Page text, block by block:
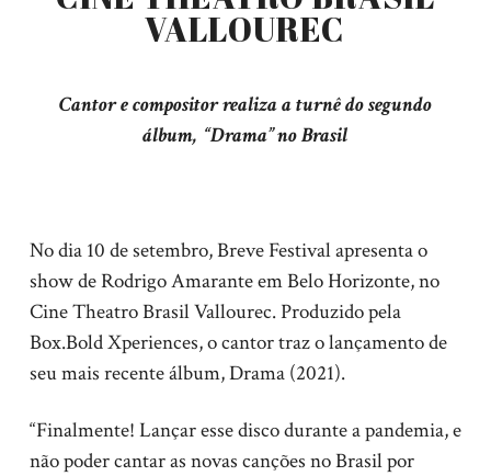
VALLOUREC
Cantor e compositor realiza a turnê do segundo
álbum, “Drama” no Brasil
No dia 10 de setembro, Breve Festival apresenta o
show de Rodrigo Amarante em Belo Horizonte, no
Cine Theatro Brasil Vallourec. Produzido pela
Box.Bold Xperiences, o cantor traz o lançamento de
seu mais recente álbum, Drama (2021).
“Finalmente! Lançar esse disco durante a pandemia, e
não poder cantar as novas canções no Brasil por